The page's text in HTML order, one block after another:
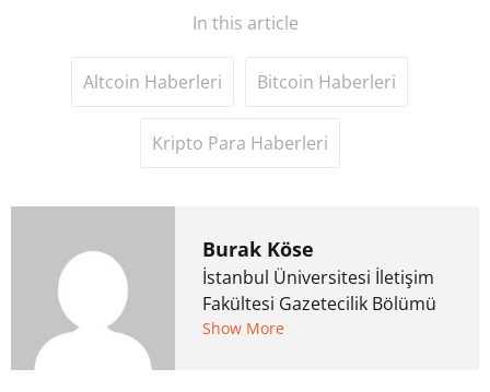
In this article
Altcoin Haberleri Bitcoin Haberleri
Kripto Para Haberleri
Burak Köse
İstanbul Üniversitesi İletişim
Fakültesi Gazetecilik Bölümü
mezunu. 6 yıl ana akım
Show More